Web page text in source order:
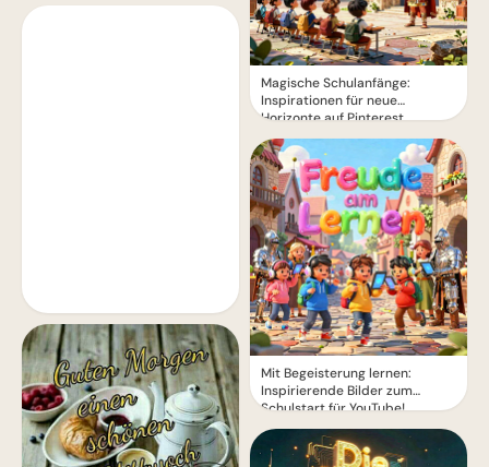
Magische Schulanfänge:
Inspirationen für neue
Horizonte auf Pinterest
Mit Begeisterung lernen:
Inspirierende Bilder zum
Schulstart für YouTube!